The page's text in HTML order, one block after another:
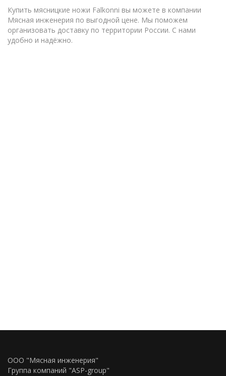
Купить мясницкие ножи Falkonni вы можете в компании
Мясная инженерия по выгодной цене. Мы поможем
организовать доставку по территории России. С нами
удобно и надёжно.
ООО "Мясная инженерия"
Группа компаний "ASP-group"